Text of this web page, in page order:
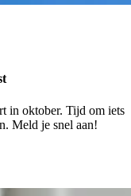
in oktober. Tijd om iets
Meld je snel aan!